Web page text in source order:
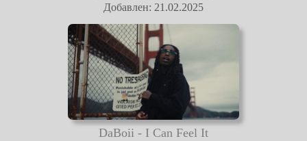
Добавлен: 21.02.2025
DaBoii - I Can Feel It